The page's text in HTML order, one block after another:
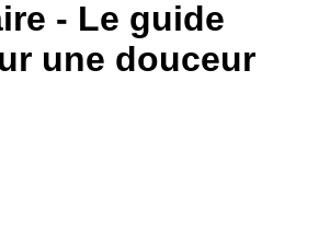
- Le guide
une douceur